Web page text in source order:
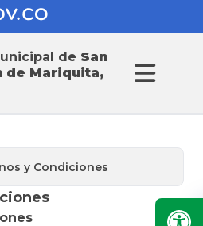
de San
de Mariquita,
Mariquita
y Condiciones